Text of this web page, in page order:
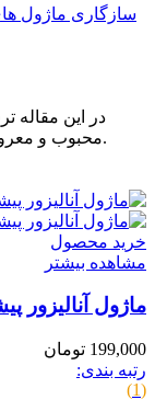
سازگاری ماژول
در این مقاله
محبوب و معروف با قالب پاندا و ترنسفورمر معرفی می شود.
خرید محصول
مشاهده بیشتر
ماژول آنالیزور
199,000 تومان
رتبه بندی:
(1)